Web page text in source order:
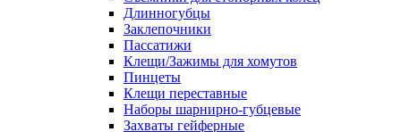
Длинногубцы
Заклепочники
Пассатижи
Клещи/Зажимы для хомутов
Пинцеты
Клещи переставные
Наборы шарнирно-губцевые
Захваты гейферные